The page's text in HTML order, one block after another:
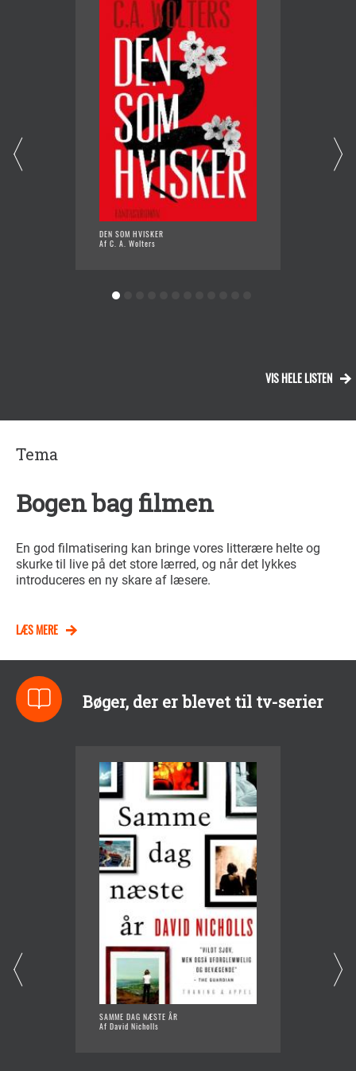
DEN SOM HVISKER
Af C. A. Wolters
VIS HELE LISTEN
Tema
Bogen bag filmen
En god filmatisering kan bringe vores litterære helte og
skurke til live på det store lærred, og når det lykkes
introduceres en ny skare af læsere.
LÆS MERE
Bøger, der er blevet til tv-serier
SAMME DAG NÆSTE ÅR
Af David Nicholls